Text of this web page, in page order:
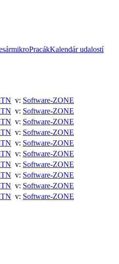
mikroPracákKalendár udalostí
v: Software-ZONE
v: Software-ZONE
v: Software-ZONE
v: Software-ZONE
v: Software-ZONE
v: Software-ZONE
v: Software-ZONE
v: Software-ZONE
v: Software-ZONE
v: Software-ZONE